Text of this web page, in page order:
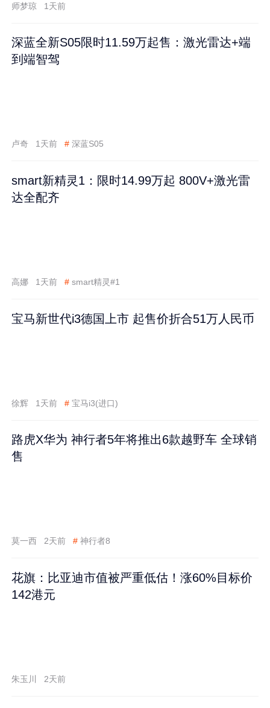
师梦琼 1天前
深蓝全新S05限时11.59万起售：激光雷达+端
到端智驾
卢奇 1天前 # 深蓝S05
smart新精灵1：限时14.99万起 800V+激光雷
达全配齐
高娜 1天前 # smart精灵#1
宝马新世代i3德国上市 起售价折合51万人民币
徐辉 1天前 # 宝马i3(进口)
路虎X华为 神行者5年将推出6款越野车 全球销
售
莫一西 2天前 # 神行者8
花旗：比亚迪市值被严重低估！涨60%目标价
142港元
朱玉川 2天前